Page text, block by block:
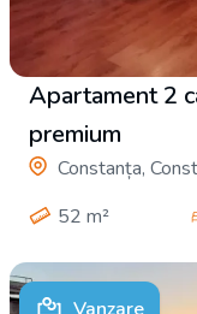
Apartament 2
premium
Constanța,
52 m²